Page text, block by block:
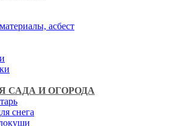
асбест
САДА И ОГОРОДА
снега